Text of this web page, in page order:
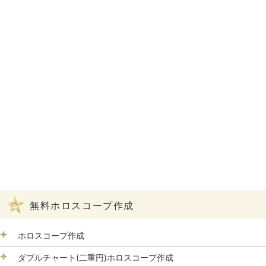
無料ホロスコープ作成
ホロスコープ作成
ダブルチャート(二重円)ホロスコープ作成